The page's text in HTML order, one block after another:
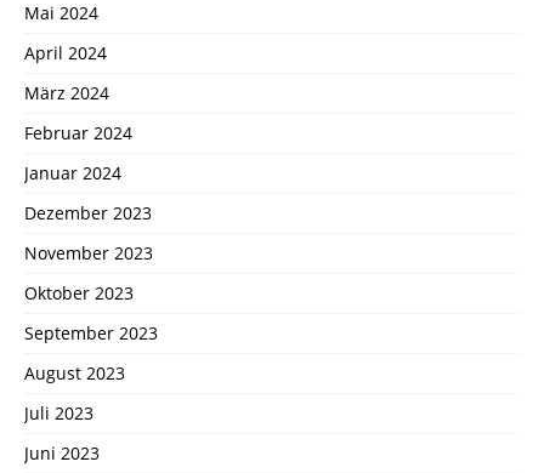
Mai 2024
April 2024
März 2024
Februar 2024
Januar 2024
Dezember 2023
November 2023
Oktober 2023
September 2023
August 2023
Juli 2023
Juni 2023